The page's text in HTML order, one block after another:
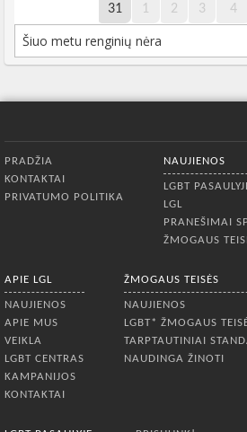
31 1 2 3 4
Šiuo metu renginių nėra
PRADŽIA
KONTAKTAI
PRIVATUMO POLITIKA
NAUJIENOS
LGBT
LGL
PRANEŠIMAI
ŽMOGAUS
APIE LGL
NAUJIENOS
APIE MUS
VEIKLA
LGBT CENTRAS
KAMPANIJOS
KONTAKTAI
ŽMOGAUS TEISĖS
NAUJIENOS
LGBT* ŽMOGAUS
TARPTAUTINIAI
NAUDINGA ŽINOTI